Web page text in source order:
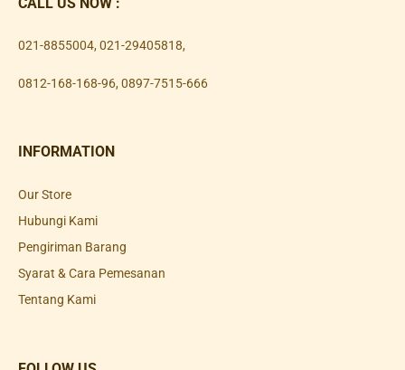
021-8855004, 021-29405818,
0812-168-168-96, 0897-7515-666
INFORMATION
Our Store
Hubungi Kami
Pengiriman Barang
Syarat & Cara Pemesanan
Tentang Kami